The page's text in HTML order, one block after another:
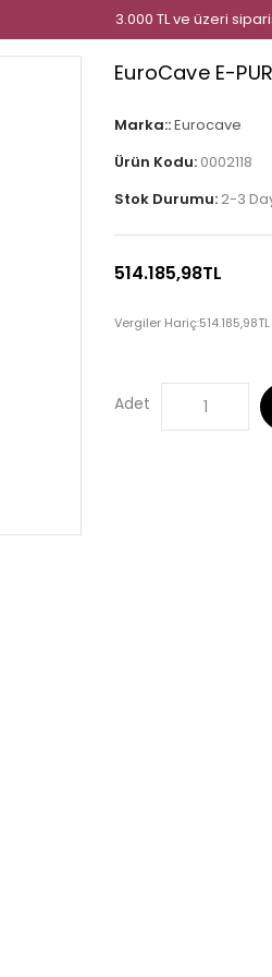
3.000 TL ve üzeri
EuroCave E-
Marka::Eurocave
Ürün Kodu: 0002118
Stok Durumu: 2-3
514.185,98TL
Vergiler Hariç:514.185,98TL
Adet